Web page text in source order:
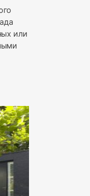
или